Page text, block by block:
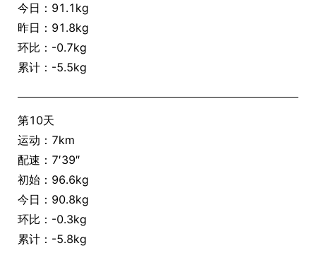
今日：91.1kg
昨日：91.8kg
环比：-0.7kg
累计：-5.5kg
第10天
运动：7km
配速：7′39″
初始：96.6kg
今日：90.8kg
环比：-0.3kg
累计：-5.8kg